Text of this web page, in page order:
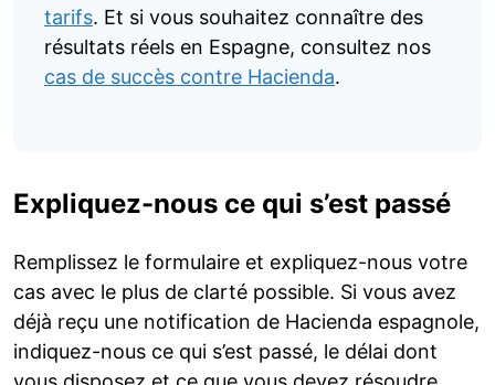
tarifs. Et si vous souhaitez connaître des
résultats réels en Espagne, consultez nos
cas de succès contre Hacienda.
Expliquez-nous ce qui s’est passé
Remplissez le formulaire et expliquez-nous votre
cas avec le plus de clarté possible. Si vous avez
déjà reçu une notification de Hacienda espagnole,
indiquez-nous ce qui s’est passé, le délai dont